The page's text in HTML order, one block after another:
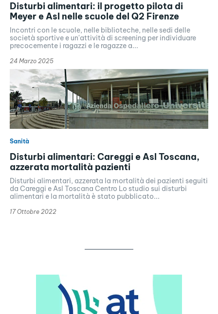
Disturbi alimentari: il progetto pilota di
Meyer e Asl nelle scuole del Q2 Firenze
Incontri con le scuole, nelle biblioteche, nelle sedi delle
società sportive e un'attività di screening per individuare
precocemente i ragazzi e le ragazze a...
24 Marzo 2025
Sanità
Disturbi alimentari: Careggi e Asl Toscana,
azzerata mortalità pazienti
Disturbi alimentari, azzerata la mortalità dei pazienti seguiti
da Careggi e Asl Toscana Centro Lo studio sui disturbi
alimentari e la mortalità è stato pubblicato...
17 Ottobre 2022